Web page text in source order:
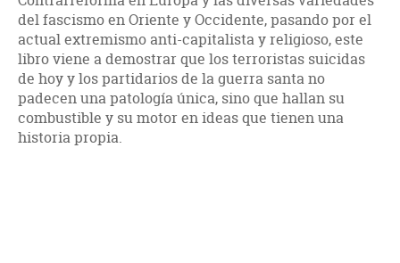
del fascismo en Oriente y Occidente, pasando por el
actual extremismo anti-capitalista y religioso, este
libro viene a demostrar que los terroristas suicidas
de hoy y los partidarios de la guerra santa no
padecen una patología única, sino que hallan su
combustible y su motor en ideas que tienen una
historia propia.